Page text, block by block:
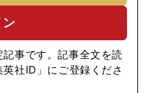
ン
事です。記事全文を読
社ID」にご登録くださ